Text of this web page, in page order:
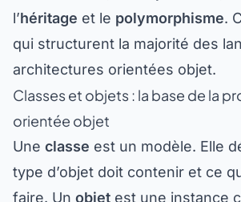
l’héritage et le polymorphisme.
qui structurent la majorité des
architectures orientées objet.
Classes et objets : la base de la
orientée objet
Une classe est un modèle. Elle
type d’objet doit contenir et ce
faire. Un objet est une instance